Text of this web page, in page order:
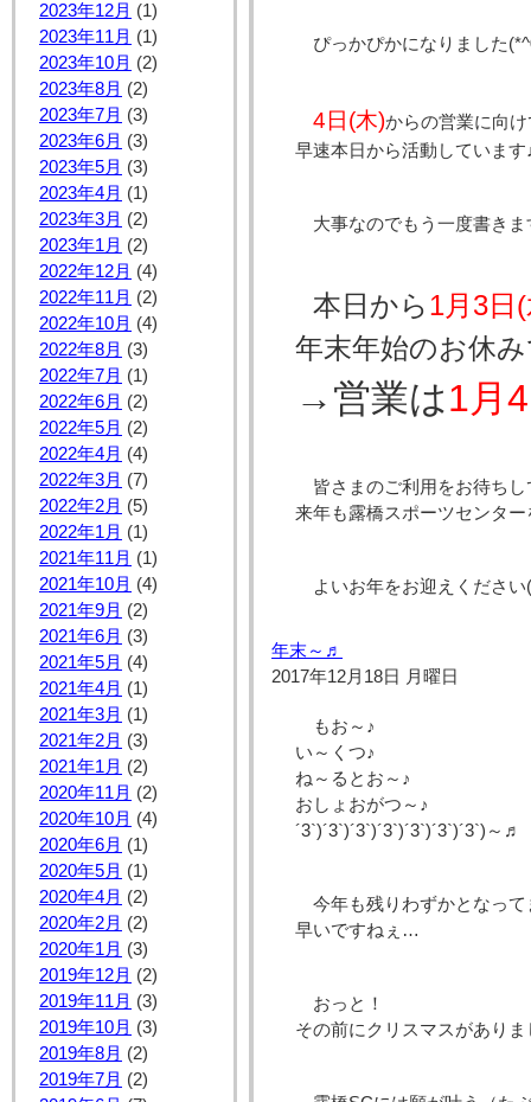
2023年12月 (1)
2023年11月 (1)
2023年10月 (2)
2023年8月 (2)
2023年7月 (3)
2023年6月 (3)
2023年5月 (3)
2023年4月 (1)
2023年3月 (2)
2023年1月 (2)
2022年12月 (4)
2022年11月 (2)
2022年10月 (4)
2022年8月 (3)
2022年7月 (1)
2022年6月 (2)
2022年5月 (2)
2022年4月 (4)
2022年3月 (7)
2022年2月 (5)
2022年1月 (1)
2021年11月 (1)
2021年10月 (4)
2021年9月 (2)
2021年6月 (3)
2021年5月 (4)
2021年4月 (1)
2021年3月 (1)
2021年2月 (3)
2021年1月 (2)
2020年11月 (2)
2020年10月 (4)
2020年6月 (1)
2020年5月 (1)
2020年4月 (2)
2020年2月 (2)
2020年1月 (3)
2019年12月 (2)
2019年11月 (3)
2019年10月 (3)
2019年8月 (2)
2019年7月 (2)
ぴっかぴかになりました
4日(木)からの営業に向け
早速本日から活動しています
大事なのでもう一度書きま
本日から1月3日
年末年始のお休
→営業は1月
皆さまのご利用をお待ち
来年も露橋スポーツセンタ
よいお年をお迎えください
年末～♬
2017年12月18日 月曜日
もお～♪
い～くつ♪
ね～るとお～♪
おしょおがつ～♪
´3`)´3`)´3`)´3`)´3`)´3`)´3`)～♬
今年も残りわずかとなっ
早いですねぇ…
おっと！
その前にクリスマスがあり